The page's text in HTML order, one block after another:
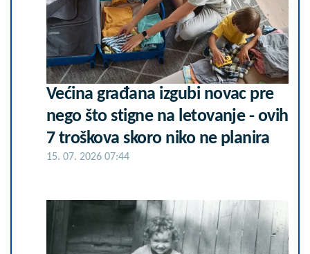
Većina građana izgubi novac pre
nego što stigne na letovanje - ovih
7 troškova skoro niko ne planira
15. 07. 2026 07:44